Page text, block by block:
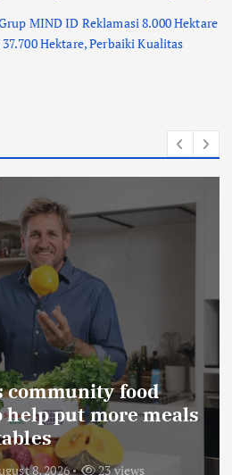
MIND ID Reklamasi 8.000 Hektare
Hektare, Perbaiki Kualitas
Hamengku
Marga Percepat
Akses Bokoharjo
Dukung
8, 2026 36 views